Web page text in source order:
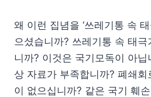
왜 이런 집념을 ‘쓰레기통 속
으셨습니까? 쓰레기통 속 태
니까? 이것은 국기모독이 아
상 자료가 부족합니까? 폐쇄
이 없으십니까? 같은 국기 훼